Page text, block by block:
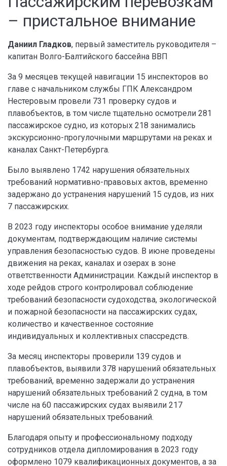
– пристальное внимание
Даниил Гладков, первый заместитель руководителя –
капитан Волго-Балтийского бассейна ВВП
За 9 месяцев текущей навигации 15 инспекторов во
главе с начальником службы ГПК Александром
Нестеровым провели 731 проверку судов и
плавобъектов, в том числе тщательно осмотрели 281
пассажирское судно, из которых 218 занимались
экскурсионно-прогулочными маршрутами на реках и
каналах Санкт-Петербурга.
Было выявлено 1742 нарушения обязательных
требований нормативно-правовых актов, временно
задержано до устранения нарушений 15 судов, из них
7 пассажирских.
В 2023 году инспекторы особое внимание уделяли
документам, подтверждающим наличие системы
управления безопасностью судов. В июне проведены
движения на реках, каналах и озерах в зоне
ответственности Администрации. Каждый инспектор в
ходе рейдов строго контролировал соблюдение
требований безопасности судоходства, экологической
и пожарной безопасности на пассажирских судах,
количество и качественное состояние
индивидуальных и коллективных спассредств.
За месяц инспекторы проверили 139 судов и
плавобъектов, выявили 378 нарушений обязательных
требований, временно задержали до устранения
нарушений обязательных требований 2 судна, в том
числе на 60 пассажирских судах выявили 217
нарушений обязательных требований.
Благодаря опыту и профессиональному подходу
сотрудников отдела дипломирования в 2023 году
оформлено 1079 квалификационных документов, а за